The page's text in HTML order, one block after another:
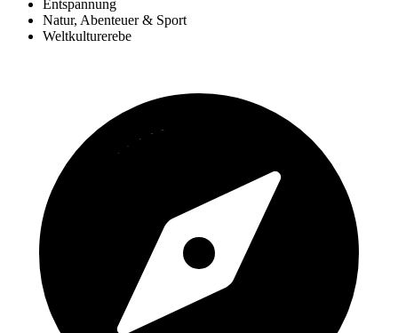
Entspannung
Natur, Abenteuer & Sport
Weltkulturerebe